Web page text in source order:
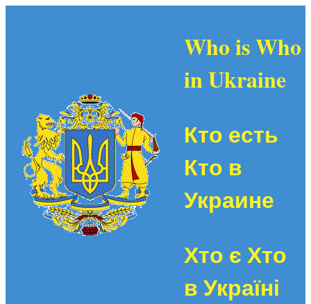
Who is Who
in Ukraine
Кто есть
Кто в
Украине
Хто є Хто
в Україні